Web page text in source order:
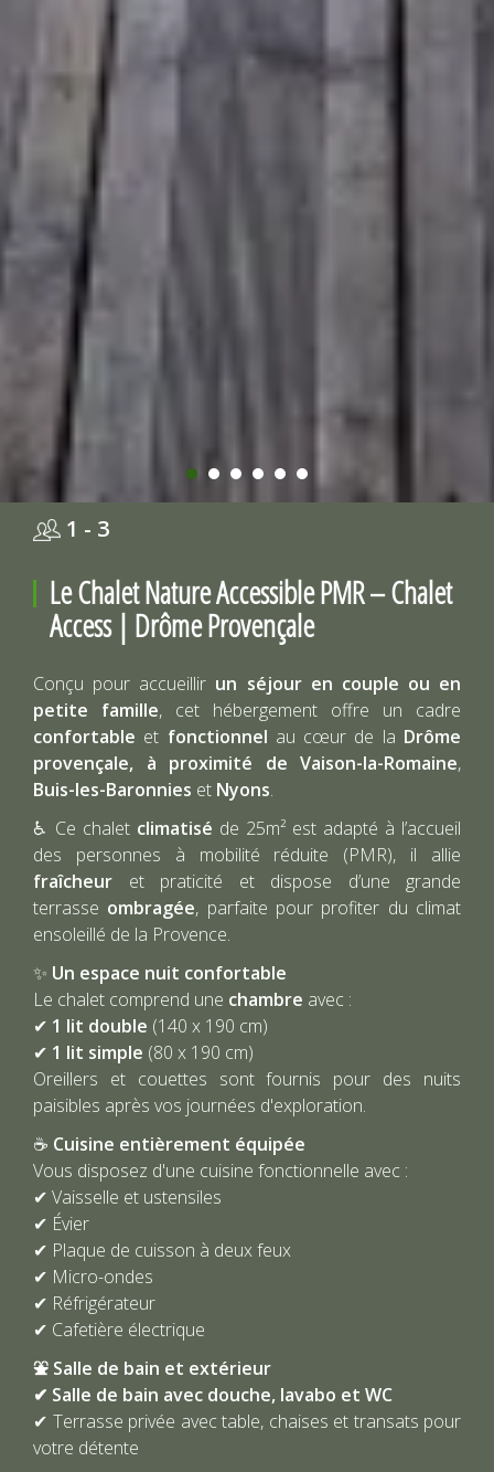
Le Chalet Nature Accessible PMR – Chalet
Access | Drôme Provençale
1 - 3
Conçu pour accueillir un séjour en couple ou en
petite famille, cet hébergement offre un cadre
confortable et fonctionnel au cœur de la Drôme
provençale, à proximité de Vaison-la-Romaine,
Buis-les-Baronnies et Nyons.
♿ Ce chalet climatisé de 25m² est adapté à l’accueil
des personnes à mobilité réduite (PMR), il allie
fraîcheur et praticité et dispose d’une grande
terrasse ombragée, parfaite pour profiter du climat
ensoleillé de la Provence.
✨ Un espace nuit confortable
Le chalet comprend une chambre avec :
✔ 1 lit double (140 x 190 cm)
✔ 1 lit simple (80 x 190 cm)
Oreillers et couettes sont fournis pour des nuits
paisibles après vos journées d'exploration.
☕ Cuisine entièrement équipée
Vous disposez d'une cuisine fonctionnelle avec :
✔ Vaisselle et ustensiles
✔ Évier
✔ Plaque de cuisson à deux feux
✔ Micro-ondes
✔ Réfrigérateur
✔ Cafetière électrique
⛲ Salle de bain et extérieur
✔ Salle de bain avec douche, lavabo et WC
✔ Terrasse privée avec table, chaises et transats pour
votre détente